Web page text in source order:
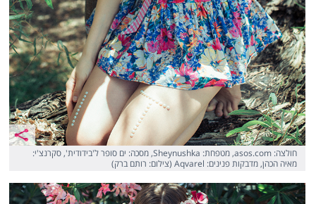
חולצה: asos.com, מטפחת: Sheynushka, מסכה: ים סופר ל'בידודית', סקרנצ'י:
מאיה הכהן, מדבקות פנינים: Aqvarel (צילום: רותם ברק)